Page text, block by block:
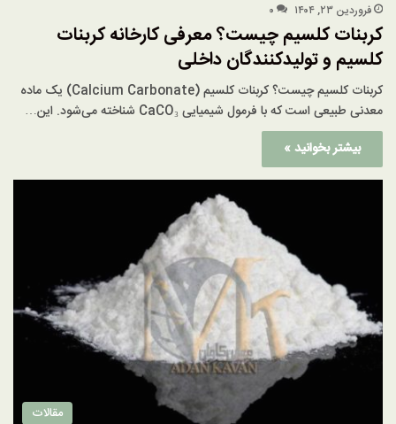
فروردین ۲۳, ۱۴۰۴ ۰
کربنات کلسیم چیست؟ معرفی کارخانه کربنات
کلسیم و تولیدکنندگان داخلی
کربنات کلسیم چیست؟ کربنات کلسیم (Calcium Carbonate) یک ماده
معدنی طبیعی است که با فرمول شیمیایی CaCO₃ شناخته می‌شود. این…
بیشتر بخوانید »
مقالات